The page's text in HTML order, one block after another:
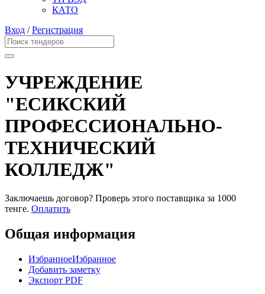
КАТО
Вход /Регистрация
УЧРЕЖДЕНИЕ
"ЕСИКСКИЙ
ПРОФЕССИОНАЛЬНО-
ТЕХНИЧЕСКИЙ
КОЛЛЕДЖ"
Заключаешь договор? Проверь этого поставщика за 1000
тенге. Оплатить
Общая информация
ИзбранноеИзбранное
Добавить заметку
Экспорт PDF